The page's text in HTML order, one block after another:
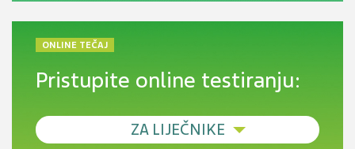
ONLINE TEČAJ
Pristupite online testiranju:
ZA LIJEČNIKE